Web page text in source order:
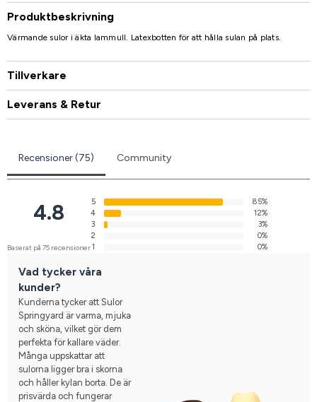
Produktbeskrivning
Värmande sulor i äkta lammull. Latexbotten för att hålla sulan på plats.
Tillverkare
Leverans & Retur
Recensioner (75) Community
4.8
Baserat på 75 recensioner
5
85%
4
12%
3
3%
2
0%
1
0%
Vad tycker våra
kunder?
Kunderna tycker att Sulor
Springyard är varma, mjuka
och sköna, vilket gör dem
perfekta för kallare väder.
Många uppskattar att
sulorna ligger bra i skorna
och håller kylan borta. De är
prisvärda och fungerar